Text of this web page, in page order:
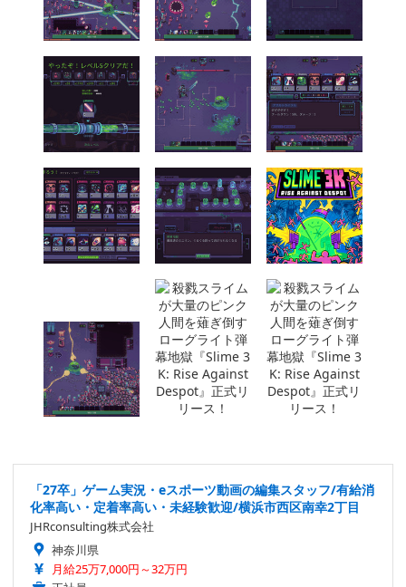
「27卒」ゲーム実況・eスポーツ動画の編集スタッフ/有給消
化率高い・定着率高い・未経験歓迎/横浜市西区南幸2丁目
JHRconsulting株式会社
神奈川県
月給25万7,000円～32万円